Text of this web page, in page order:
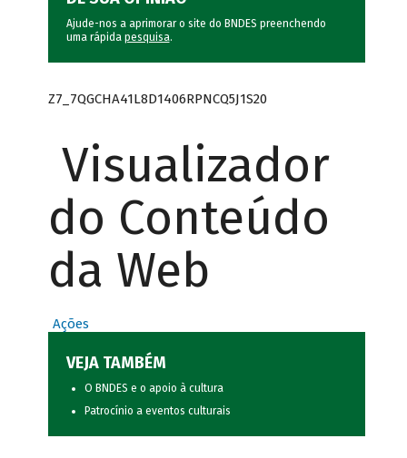
Ajude-nos a aprimorar o site do BNDES preenchendo
uma rápida pesquisa.
Z7_7QGCHA41L8D1406RPNCQ5J1S20
Visualizador
do Conteúdo
da Web
Ações
VEJA TAMBÉM
O BNDES e o apoio à cultura
Patrocínio a eventos culturais